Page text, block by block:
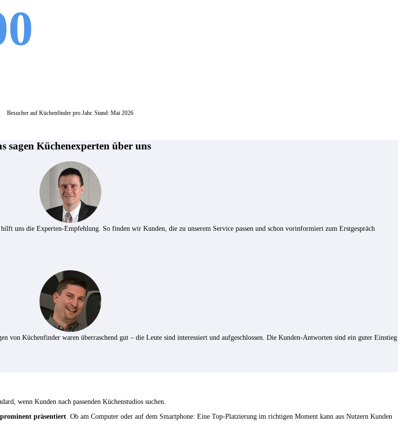
Besucher auf Küchenfinder pro Jahr. Stand: Mai 2026
sagen Küchenexperten über uns
uns die Experten-Empfehlung. So finden wir Kunden, die zu unserem Service passen und schon vorinformiert zum Erstgespräch
von Küchenfinder waren überraschend gut – die Leute sind interessiert und aufgeschlossen. Die Kunden-Antworten sind ein guter Einstieg
wenn Kunden nach passenden Küchenstudios suchen.
präsentiert. Ob am Computer oder auf dem Smartphone: Eine Top-Platzierung im richtigen Moment kann aus Nutzern Kunden